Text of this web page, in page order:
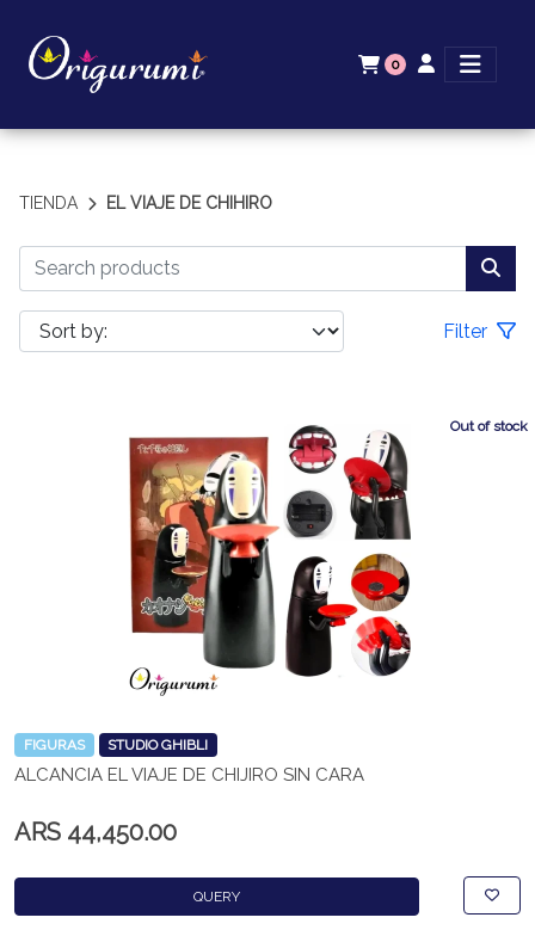
0
TIENDA EL VIAJE DE CHIHIRO
Filter
Out of stock
FIGURAS STUDIO GHIBLI
ALCANCIA EL VIAJE DE CHIJIRO SIN CARA
ARS 44,450.00
QUERY